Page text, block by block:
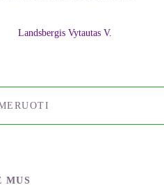
Landsbergis Vytautas V.
MUS